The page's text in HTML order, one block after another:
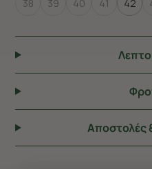
38 39 40 41 42
Αποστολές